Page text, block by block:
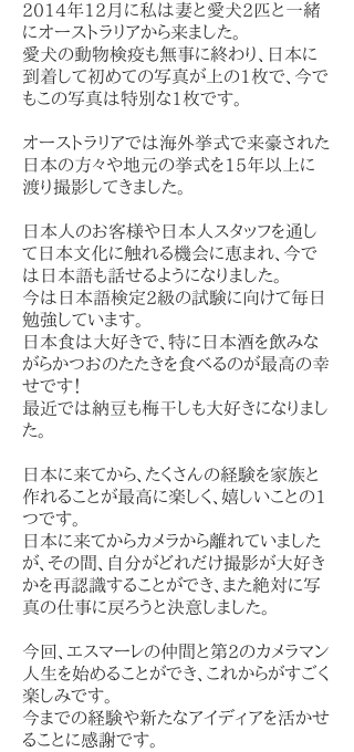
2014年12月に私は妻と愛犬2匹と一緒
にオーストラリアから来ました。
愛犬の動物検疫も無事に終わり、日本に
到着して初めての写真が上の1枚で、今で
もこの写真は特別な1枚です。
オーストラリアでは海外挙式で来豪された
日本の方々や地元の挙式を15年以上に
渡り撮影してきました。
日本人のお客様や日本人スタッフを通し
て日本文化に触れる機会に恵まれ、今で
は日本語も話せるようになりました。
今は日本語検定2級の試験に向けて毎日
勉強しています。
日本食は大好きで、特に日本酒を飲みな
がらかつおのたたきを食べるのが最高の幸
せです！
最近では納豆も梅干しも大好きになりまし
た。
日本に来てから、たくさんの経験を家族と
作れることが最高に楽しく、嬉しいことの1
つです。
日本に来てからカメラから離れていました
が、その間、自分がどれだけ撮影が大好き
かを再認識することができ、また絶対に写
真の仕事に戻ろうと決意しました。
今回、エスマーレの仲間と第2のカメラマン
人生を始めることができ、これからがすごく
楽しみです。
今までの経験や新たなアイディアを活かせ
ることに感謝です。